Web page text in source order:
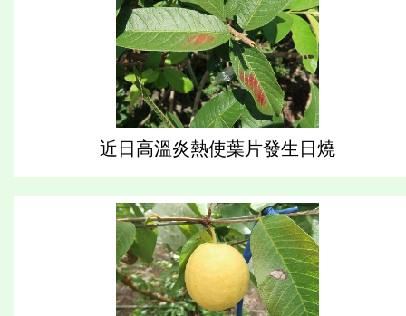
近日高溫炎熱使葉片發生日燒